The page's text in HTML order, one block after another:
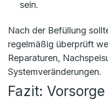
sein.
Nach der Befüllung
regelmäßig überprüft
Reparaturen,
Systemveränderungen.
Fazit: